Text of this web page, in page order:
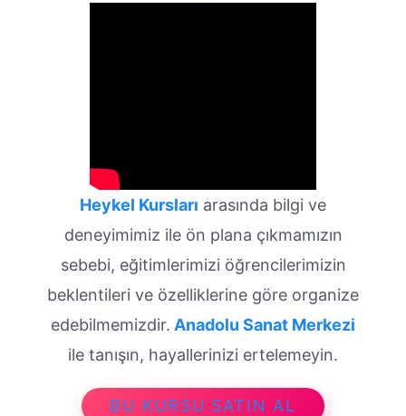
Heykel Kursları arasında bilgi ve
deneyimimiz ile ön plana çıkmamızın
sebebi, eğitimlerimizi öğrencilerimizin
beklentileri ve özelliklerine göre organize
edebilmemizdir. Anadolu Sanat Merkezi
ile tanışın, hayallerinizi ertelemeyin.
BU KURSU SATIN AL